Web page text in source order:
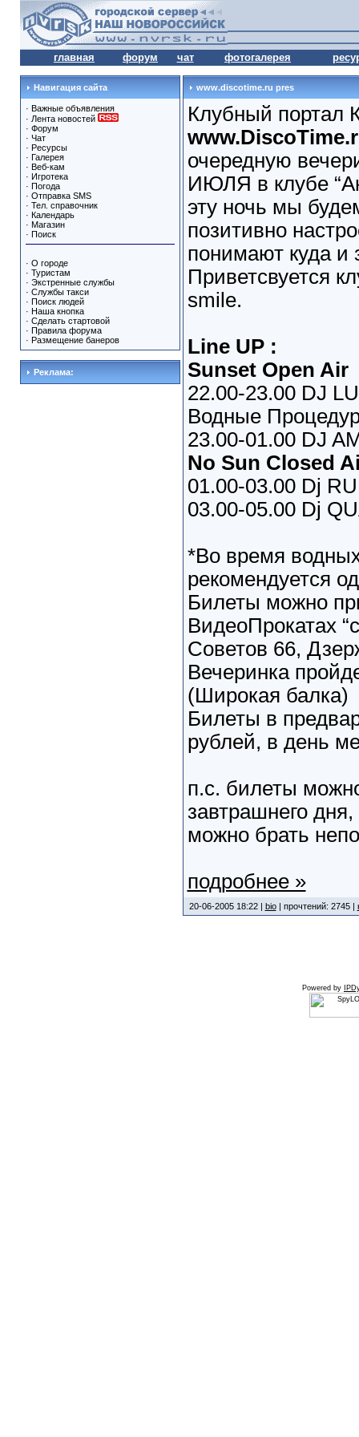
главная форум чат фотогалерея
Навигация сайта
· Важные объявления
· Лента новостей
· Форум
· Чат
· Ресурсы
· Галерея
· Веб-кам
· Игротека
· Погода
· Отправка SMS
· Тел. справочник
· Календарь
· Магазин
· Поиск
· О городе
· Туристам
· Экстренные службы
· Службы такси
· Поиск людей
· Наша кнопка
· Сделать стартовой
· Правила форума
· Размещение банеров
Реклама:
www.discotime.ru pres
Клубный портал
очередную
ИЮЛЯ в клубе
эту ночь мы
позитивно
понимают куда и
Приветсвуется
smile.
Line UP :
Sunset Open Air
22.00-23.00 DJ
Водные
23.00-01.00 DJ
No Sun Closed
01.00-03.00 Dj
03.00-05.00 Dj
*Во время
рекомендуется
Билеты можно
ВидеоПрокатах
Советов 66,
Вечеринка
(Широкая балка)
Билеты в
рублей, в день
п.с. билеты
завтрашнего
можно брать
подробнее »
20-06-2005 18:22 | bio| прочтений: 2745 |
Powered by